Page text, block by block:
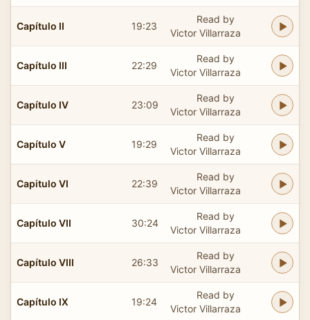
Capítulo II 19:23
Read by
Victor Villarraza
Capítulo III 22:29
Read by
Victor Villarraza
Capítulo IV 23:09
Read by
Victor Villarraza
Capítulo V 19:29
Read by
Victor Villarraza
Capitulo VI 22:39
Read by
Victor Villarraza
Capítulo VII 30:24
Read by
Victor Villarraza
Capítulo VIII 26:33
Read by
Victor Villarraza
Capítulo IX 19:24
Read by
Victor Villarraza